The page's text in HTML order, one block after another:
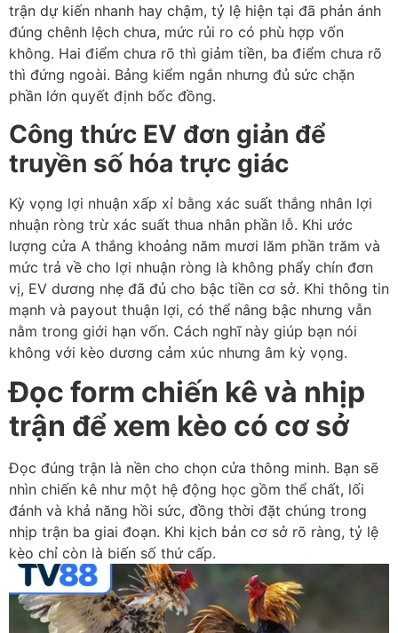
trận dự kiến nhanh hay chậm, tỷ lệ hiện tại đã phản ánh
đúng chênh lệch chưa, mức rủi ro có phù hợp vốn
không. Hai điểm chưa rõ thì giảm tiền, ba điểm chưa rõ
thì đứng ngoài. Bảng kiểm ngắn nhưng đủ sức chặn
phần lớn quyết định bốc đồng.
Công thức EV đơn giản để
truyền số hóa trực giác
Kỳ vọng lợi nhuận xấp xỉ bằng xác suất thắng nhân lợi
nhuận ròng trừ xác suất thua nhân phần lỗ. Khi ước
lượng cửa A thắng khoảng năm mươi lăm phần trăm và
mức trả về cho lợi nhuận ròng là không phẩy chín đơn
vị, EV dương nhẹ đã đủ cho bậc tiền cơ sở. Khi thông tin
mạnh và payout thuận lợi, có thể nâng bậc nhưng vẫn
nằm trong giới hạn vốn. Cách nghĩ này giúp bạn nói
không với kèo dương cảm xúc nhưng âm kỳ vọng.
Đọc form chiến kê và nhịp
trận để xem kèo có cơ sở
Đọc đúng trận là nền cho chọn cửa thông minh. Bạn sẽ
nhìn chiến kê như một hệ động học gồm thể chất, lối
đánh và khả năng hồi sức, đồng thời đặt chúng trong
nhịp trận ba giai đoạn. Khi kịch bản cơ sở rõ ràng, tỷ lệ
kèo chỉ còn là biến số thứ cấp.